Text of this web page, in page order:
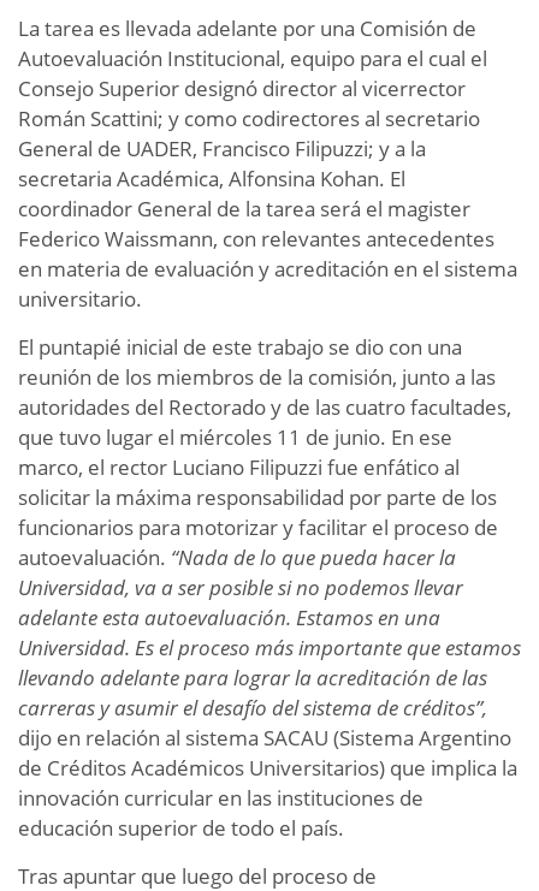
La tarea es llevada adelante por una Comisión de
Autoevaluación Institucional, equipo para el cual el
Consejo Superior designó director al vicerrector
Román Scattini; y como codirectores al secretario
General de UADER, Francisco Filipuzzi; y a la
secretaria Académica, Alfonsina Kohan. El
coordinador General de la tarea será el magister
Federico Waissmann, con relevantes antecedentes
en materia de evaluación y acreditación en el sistema
universitario.
El puntapié inicial de este trabajo se dio con una
reunión de los miembros de la comisión, junto a las
autoridades del Rectorado y de las cuatro facultades,
que tuvo lugar el miércoles 11 de junio. En ese
marco, el rector Luciano Filipuzzi fue enfático al
solicitar la máxima responsabilidad por parte de los
funcionarios para motorizar y facilitar el proceso de
autoevaluación. “Nada de lo que pueda hacer la
Universidad, va a ser posible si no podemos llevar
adelante esta autoevaluación. Estamos en una
Universidad. Es el proceso más importante que estamos
llevando adelante para lograr la acreditación de las
carreras y asumir el desafío del sistema de créditos”,
dijo en relación al sistema SACAU (Sistema Argentino
de Créditos Académicos Universitarios) que implica la
innovación curricular en las instituciones de
educación superior de todo el país.
Tras apuntar que luego del proceso de